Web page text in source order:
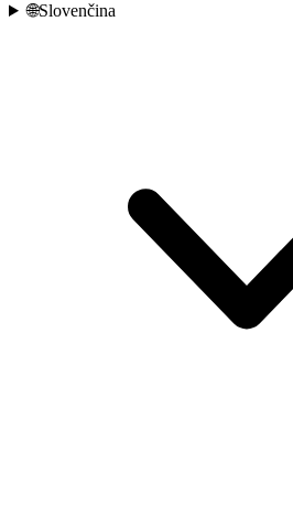
🌐Slovenčina